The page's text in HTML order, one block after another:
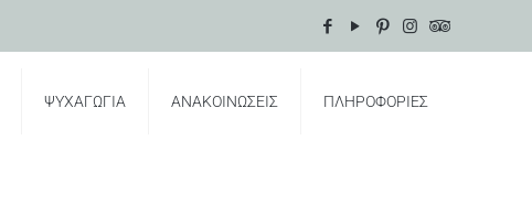
ΨΥΧΑΓΩΓΙΑ ΑΝΑΚΟΙΝΩΣΕΙΣ ΠΛΗΡΟΦΟΡΙΕΣ